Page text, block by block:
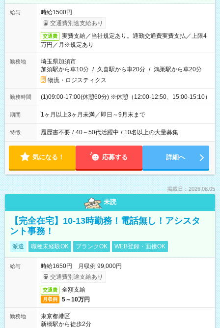
給与
時給1500円
交通費別途支給あり
交通費
実費支給／当社規定あり。通勤交通費実費支払／上限4
万円／月※規定あり
勤務地
埼玉県加須市
加須駅から車10分 / 久喜駅から車20分 / 鴻巣駅から車20分
物流・ロジスティクス
勤務時間 (1)09:00-17:00(休憩60分) ※休憩（12:00-12:50、15:00-15:10）
期間 1ヶ月以上3ヶ月未満／即日～9月末まで
特徴 履歴書不要 / 40～50代活躍中 / 10名以上の大量募集
気になる！ 応募する 詳細へ
掲載日：2026.08.05
未読
【完全在宅】10-13時勤務！電話無し！アシスタ
ント事務！
派遣 職種未経験OK ブランクOK WEB登録・面接OK
給与
時給1650円 月収例 99,000円
交通費別途支給あり
交通費 全額支給
月収例 5～10万円
勤務地
東京都港区
新橋駅から徒歩2分